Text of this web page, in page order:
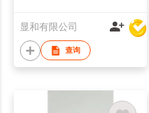
显和有限公司
查询